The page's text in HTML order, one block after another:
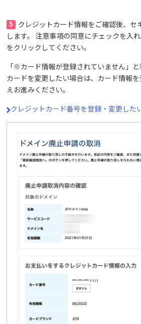
5
クレジットカード情報をご確認後、セ
します。 注意事項の同意にチェックを入
をクリックしてください。
「※カード情報が登録されていません」
カードを変更したい場合は、カード情報
えお進みください。
クレジットカード番号を登録・変更した